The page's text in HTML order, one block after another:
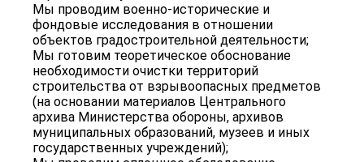
Мы проводим военно-исторические и
фондовые исследования в отношении
объектов градостроительной деятельности;
Мы готовим теоретическое обоснование
необходимости очистки территорий
строительства от взрывоопасных предметов
(на основании материалов Центрального
архива Министерства обороны, архивов
муниципальных образований, музеев и иных
государственных учреждений);